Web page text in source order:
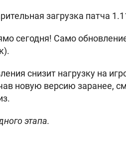
загрузка патча
сегодня! Само
снизит нагрузку на
новую версию заранее,
этапа.